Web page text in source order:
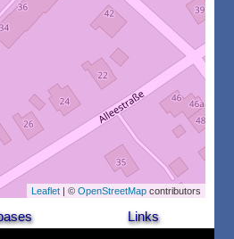
Leaflet | © OpenStreetMap contributors
Links